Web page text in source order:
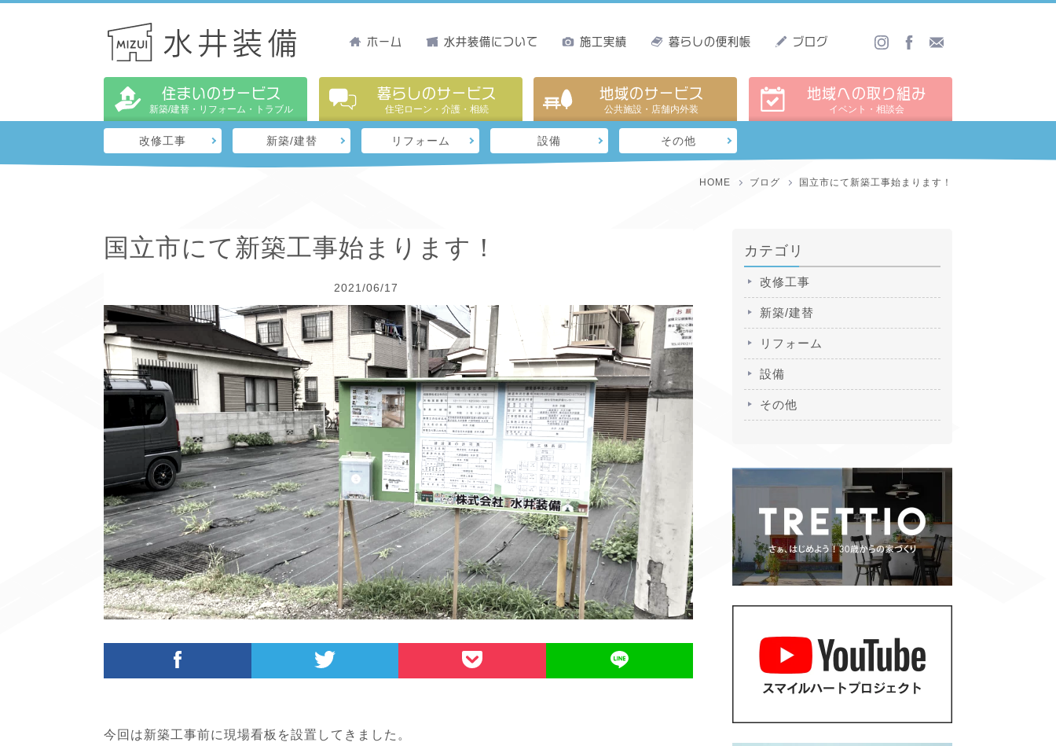
ホーム 水井装備について 施工実績 暮らしの便利帳 ブログ
住まいのサービス
新築/建替・リフォーム・トラブル
暮らしのサービス
住宅ローン・介護・相続
地域のサービス
公共施設・店舗内外装
地域への取り組み
イベント・相談会
改修工事 新築/建替 リフォーム 設備 その他
HOME ブログ 国立市にて新築工事始まります！
国立市にて新築工事始まります！
2021/06/17
今回は新築工事前に現場看板を設置してきました。
カテゴリ
改修工事
新築/建替
リフォーム
設備
その他